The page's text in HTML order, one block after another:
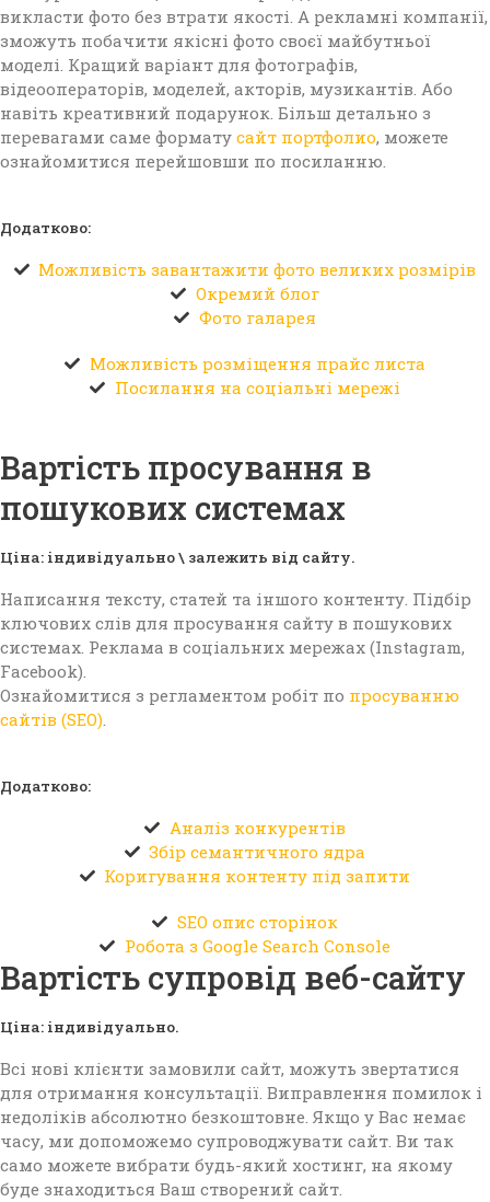
викласти фото без втрати якості. А рекламні компанії,
зможуть побачити якісні фото своєї майбутньої
моделі. Кращий варіант для фотографів,
відеооператорів, моделей, акторів, музикантів. Або
навіть креативний подарунок. Більш детально з
перевагами саме формату сайт портфолио, можете
ознайомитися перейшовши по посиланню.
Додатково:
Можливість завантажити фото великих розмірів
Окремий блог
Фото галарея
Можливість розміщення прайс листа
Посилання на соціальні мережі
Вартість просування в
пошукових системах
Ціна: індивідуально \ залежить від сайту.
Написання тексту, статей та іншого контенту. Підбір
ключових слів для просування сайту в пошукових
системах. Реклама в соціальних мережах (Instagram,
Facebook).
Ознайомитися з регламентом робіт по просуванню
сайтів (SEO).
Додатково:
Аналіз конкурентів
Збір семантичного ядра
Коригування контенту під запити
SEO опис сторінок
Робота з Google Search Console
Вартість супровід веб-сайту
Ціна: індивідуально.
Всі нові клієнти замовили сайт, можуть звертатися
для отримання консультації. Виправлення помилок і
недоліків абсолютно безкоштовне. Якщо у Вас немає
часу, ми допоможемо супроводжувати сайт. Ви так
само можете вибрати будь-який хостинг, на якому
буде знаходиться Ваш створений сайт.